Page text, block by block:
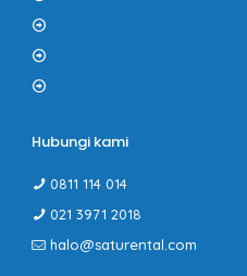
Hubungi kami
0811 114 014
021 3971 2018
halo@saturental.com